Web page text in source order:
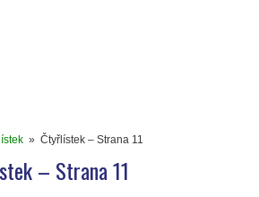
» Čtyřlístek – Strana 11
– Strana 11